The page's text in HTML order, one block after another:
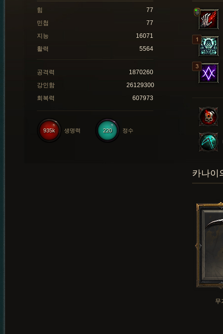
힘
77
민첩
77
지능
16071
활력
5564
공격력
1870260
강인함
26129300
회복력
607973
220 정수
935k 생명력
카나이
무